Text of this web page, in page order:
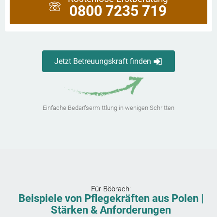
0800 7235 719
Jetzt Betreuungskraft finden
Einfache Bedarfsermittlung in wenigen Schritten
Für Böbrach:
Beispiele von Pflegekräften aus Polen |
Stärken & Anforderungen